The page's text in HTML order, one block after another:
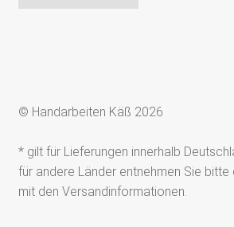
© Handarbeiten Käß 2026
* gilt für Lieferungen innerhalb
für andere Länder entnehmen Sie
mit den Versandinformationen.